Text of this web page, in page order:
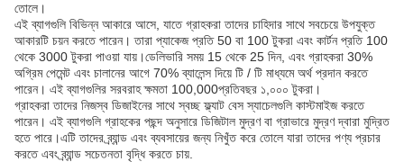
তোলে।
এই ব্যাগগুলি বিভিন্ন আকারে আসে, যাতে গ্রাহকরা তাদের চাহিদার সাথে সবচেয়ে উপযুক্ত
আকারটি চয়ন করতে পারেন। তারা প্যাকেজ প্রতি 50 বা 100 টুকরা এবং কার্টন প্রতি 100
থেকে 3000 টুকরা পাওয়া যায়।ডেলিভারি সময় 15 থেকে 25 দিন, এবং গ্রাহকরা 30%
অগ্রিম পেমেন্ট এবং চালানের আগে 70% ব্যালেন্স দিয়ে টি / টি মাধ্যমে অর্থ প্রদান করতে
পারেন। এই ব্যাগগুলির সরবরাহ ক্ষমতা 100,000প্রতিবছর ১,০০০ টুকরা।
গ্রাহকরা তাদের নিজস্ব ডিজাইনের সাথে স্বচ্ছ ফ্ল্যাট বেস স্যাচেলগুলি কাস্টমাইজ করতে
পারেন। এই ব্যাগগুলি গ্রাহকের পছন্দ অনুসারে ডিজিটাল মুদ্রণ বা গ্রাভারে মুদ্রণ দ্বারা মুদ্রিত
হতে পারে।এটি তাদের ব্র্যান্ড এবং ব্যবসায়ের জন্য নিখুঁত করে তোলে যারা তাদের পণ্য প্রচার
করতে এবং ব্র্যান্ড সচেতনতা বৃদ্ধি করতে চায়.